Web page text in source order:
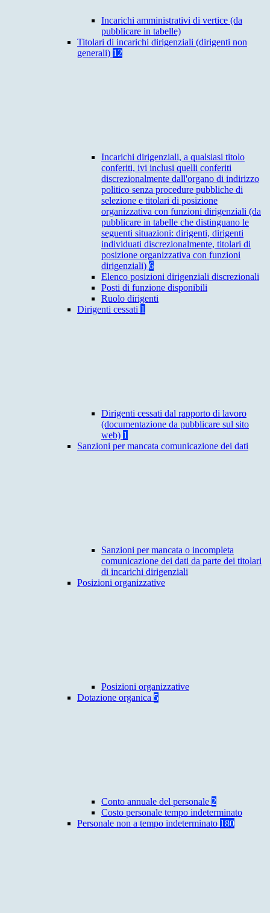
Incarichi amministrativi di vertice (da
pubblicare in tabelle)
Titolari di incarichi dirigenziali (dirigenti non
generali) 12
Incarichi dirigenziali, a qualsiasi titolo
conferiti, ivi inclusi quelli conferiti
discrezionalmente dall'organo di indirizzo
politico senza procedure pubbliche di
selezione e titolari di posizione
organizzativa con funzioni dirigenziali (da
pubblicare in tabelle che distinguano le
seguenti situazioni: dirigenti, dirigenti
individuati discrezionalmente, titolari di
posizione organizzativa con funzioni
dirigenziali) 6
Elenco posizioni dirigenziali discrezionali
Posti di funzione disponibili
Ruolo dirigenti
Dirigenti cessati 1
Dirigenti cessati dal rapporto di lavoro
(documentazione da pubblicare sul sito
web) 1
Sanzioni per mancata comunicazione dei dati
Sanzioni per mancata o incompleta
comunicazione dei dati da parte dei titolari
di incarichi dirigenziali
Posizioni organizzative
Posizioni organizzative
Dotazione organica 5
Conto annuale del personale 2
Costo personale tempo indeterminato
Personale non a tempo indeterminato 180